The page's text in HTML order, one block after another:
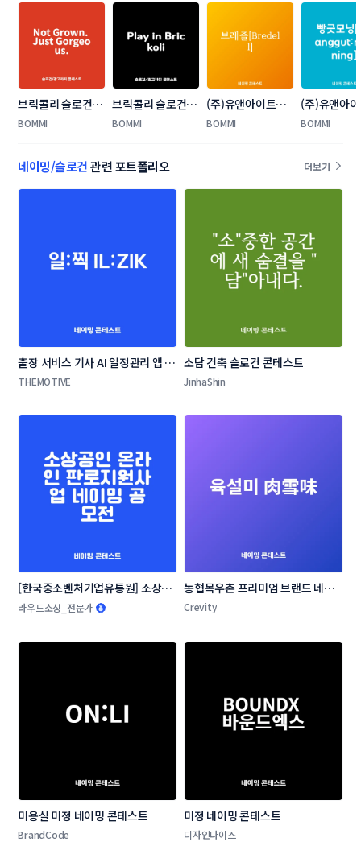
브릭콜리 슬로건/
광고카피 콘테스트
BOMMI
브릭콜리 슬로건/
광고카피 콘테스트
BOMMI
(주)유앤아이트레
이드 빵 브랜드 네
BOMMI
(주)유앤아
이드 빵 브랜
BOMMI
네이밍/슬로건관련 포트폴리오 더보기
출장 서비스 기사 AI 일정관리 앱 네
이밍 콘테스트
THEMOTIVE
소담 건축 슬로건 콘테스트
JinhaShin
[한국중소벤처기업유통원] 소상공
인 온라인 판로지원사업 네이밍 공
라우드소싱_전문가
농협목우촌 프리미엄 브랜드 네이
밍 공모
Crevity
미용실 미정 네이밍 콘테스트
BrandCode
미정 네이밍 콘테스트
디자인다이스